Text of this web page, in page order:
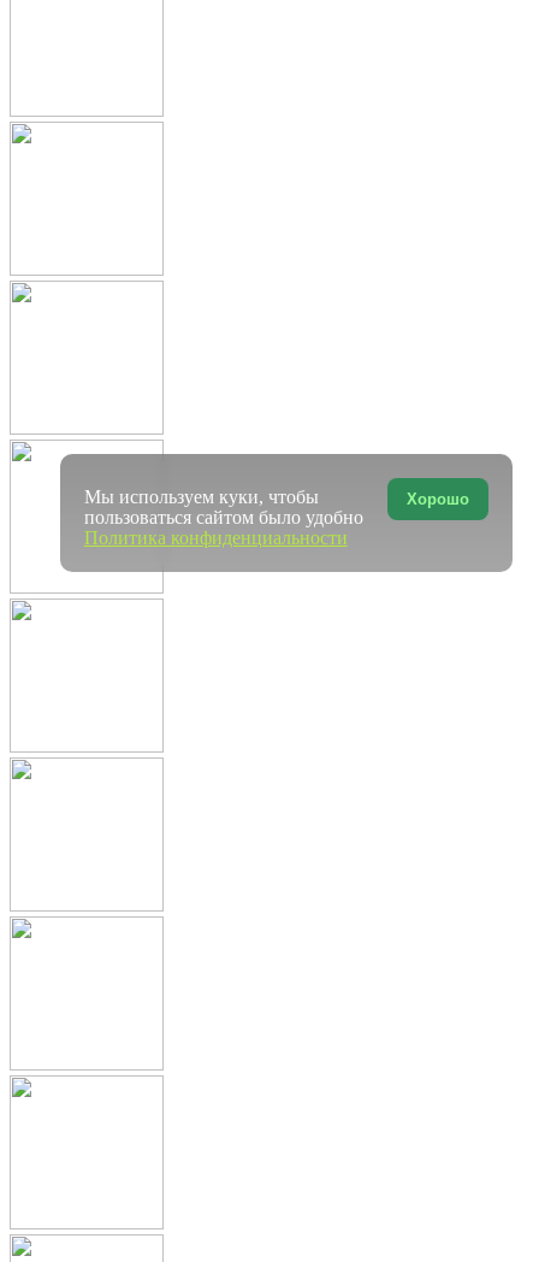
Хорошо
Мы используем куки, чтобы
пользоваться сайтом было удобно
Политика конфиденциальности